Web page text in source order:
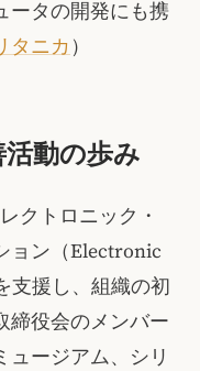
ータの開発にも携
タニカ ）
動の歩み
クトロニック・
ョン（Electronic
支援し、組織の初
締役会のメンバー
ュージアム、シリ